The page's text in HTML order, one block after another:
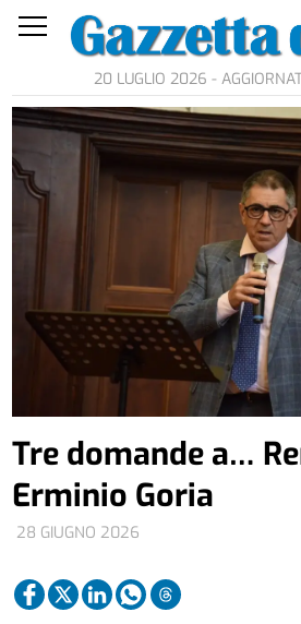
20 LUGLIO 2026 -
28 GIUGNO 2026
Tre domande a…
Erminio Goria